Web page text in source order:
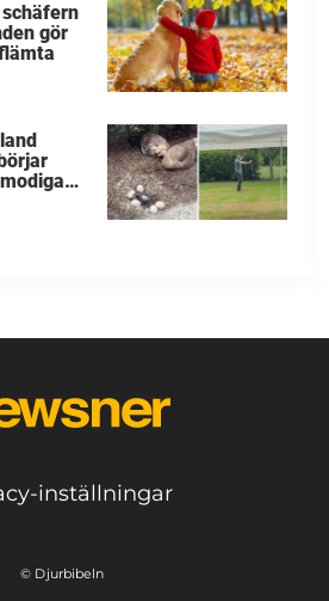
gör
inställningar
© Djurbibeln